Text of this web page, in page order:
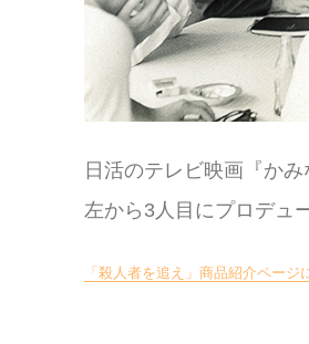
日活のテレビ映画『か
左から3人目にプロデュ
「殺人者を追え」商品紹介ページ